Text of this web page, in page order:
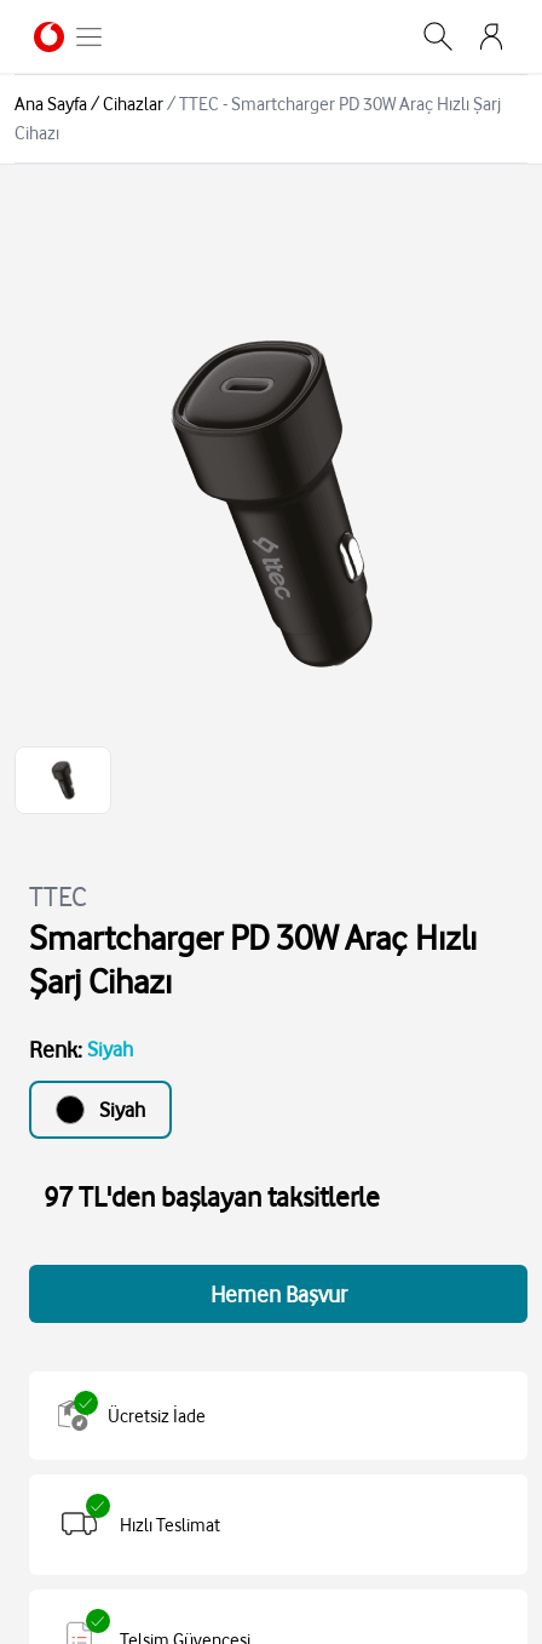
Ana Sayfa/Cihazlar/TTEC - Smartcharger PD 30W Araç Hızlı Şarj
Cihazı
TTEC
Smartcharger PD 30W Araç Hızlı
Şarj Cihazı
Renk: Siyah
Siyah
97 TL'den başlayan taksitlerle
Hemen Başvur
Ücretsiz İade
Hızlı Teslimat